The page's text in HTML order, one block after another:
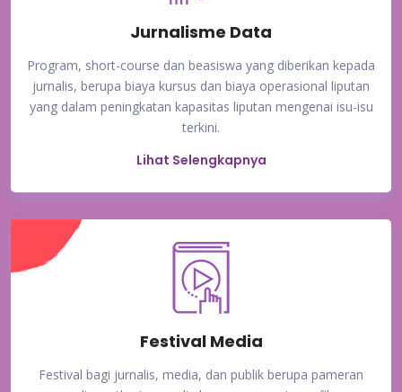
Jurnalisme Data
Program, short-course dan beasiswa yang diberikan kepada
jurnalis, berupa biaya kursus dan biaya operasional liputan
yang dalam peningkatan kapasitas liputan mengenai isu-isu
terkini.
Lihat Selengkapnya
Festival Media
Festival bagi jurnalis, media, dan publik berupa pameran